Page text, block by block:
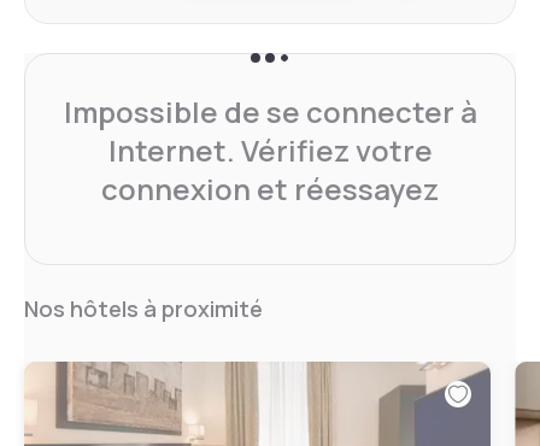
Impossible de se connecter à
Internet. Vérifiez votre
connexion et réessayez
Nos hôtels à proximité